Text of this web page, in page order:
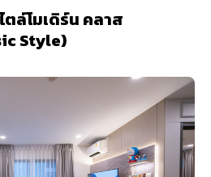
ล์โมเดิร์น คลาส
Style)